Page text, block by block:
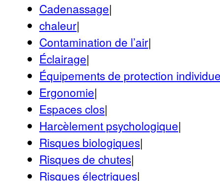
Cadenassage|
chaleur|
Contamination de l’air|
Éclairage|
Équipements de protection
Ergonomie|
Espaces clos|
Harcèlement psychologique|
Risques biologiques|
Risques de chutes|
Risques électriques|